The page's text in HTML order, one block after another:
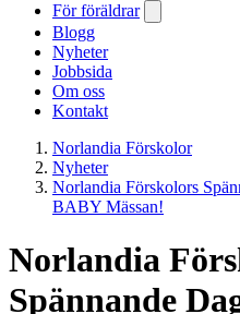
För föräldrar
Blogg
Nyheter
Jobbsida
Om oss
Kontakt
Norlandia Förskolor
Nyheter
Norlandia Förskolors
BABY Mässan!
Norlandia
Spännande